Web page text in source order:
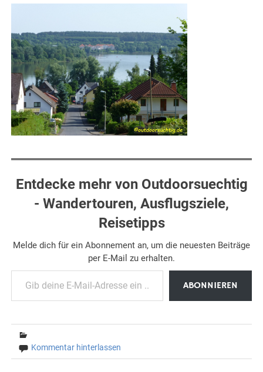
Entdecke mehr von Outdoorsuechtig
- Wandertouren, Ausflugsziele,
Reisetipps
Melde dich für ein Abonnement an, um die neuesten Beiträge
per E-Mail zu erhalten.
Gib deine E-Mail-Adresse ein ...
ABONNIEREN
Kommentar hinterlassen